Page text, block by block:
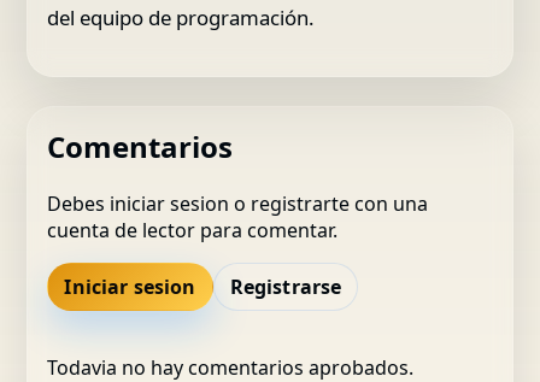
del equipo de programación.
Comentarios
Debes iniciar sesion o registrarte con una
cuenta de lector para comentar.
Iniciar sesion Registrarse
Todavia no hay comentarios aprobados.